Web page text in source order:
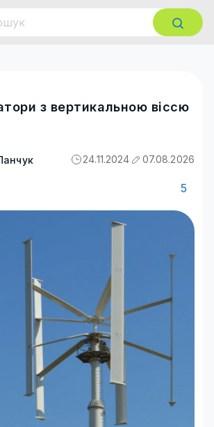
з вертикальною віссю
24.11.2024 07.08.2026
5